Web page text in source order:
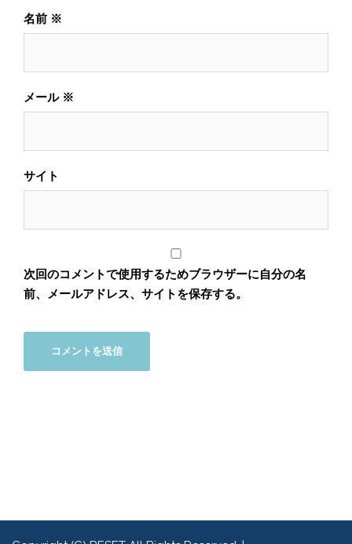
名前 ※
メール ※
サイト
次回のコメントで使用するためブラウザーに自分の名
前、メールアドレス、サイトを保存する。